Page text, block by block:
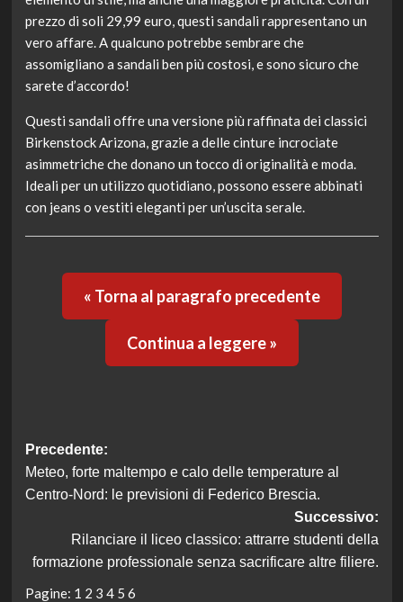
prezzo di soli 29,99 euro, questi sandali rappresentano un
vero affare. A qualcuno potrebbe sembrare che
assomigliano a sandali ben più costosi, e sono sicuro che
sarete d’accordo!
Questi sandali offre una versione più raffinata dei classici
Birkenstock Arizona, grazie a delle cinture incrociate
asimmetriche che donano un tocco di originalità e moda.
Ideali per un utilizzo quotidiano, possono essere abbinati
con jeans o vestiti eleganti per un’uscita serale.
« Torna al paragrafo precedente
Continua a leggere »
Navigazione
articolo
Precedente:
Meteo, forte maltempo e calo delle temperature al
Centro-Nord: le previsioni di Federico Brescia.
Successivo:
Rilanciare il liceo classico: attrarre studenti della
formazione professionale senza sacrificare altre filiere.
Pagine: 1 2 3 4 5 6